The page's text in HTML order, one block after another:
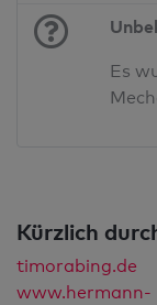
Es
Kürzlich
timorabing.de
www.hermann-